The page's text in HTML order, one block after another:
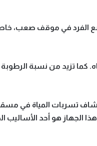
الفرد في موقف صعب،
كما تزيد من نسبة
تسربات المياة في
الجهاز هو أحد